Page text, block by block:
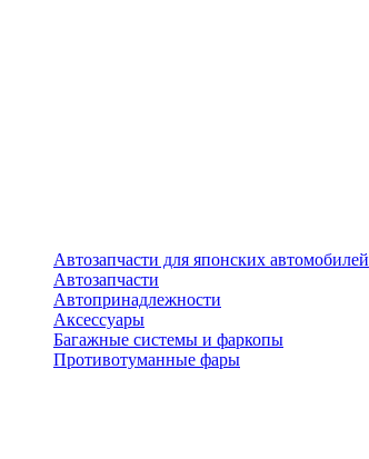
Автозапчасти для японских автомобилей
Автозапчасти
Автопринадлежности
Аксессуары
Багажные системы и фаркопы
Противотуманные фары